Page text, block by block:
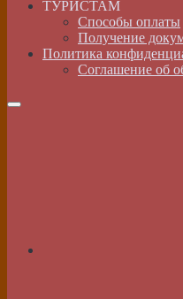
ТУРИСТАМ
Способы оплаты
Получение
Политика
Соглашение об